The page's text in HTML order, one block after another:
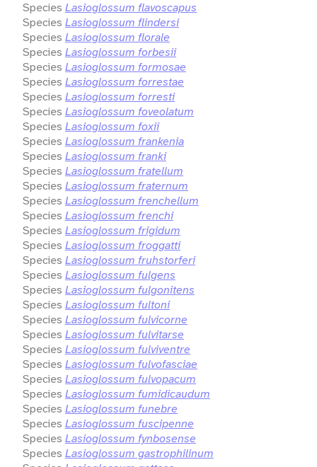
Species Lasioglossum flavoscapus
Species Lasioglossum flindersi
Species Lasioglossum florale
Species Lasioglossum forbesii
Species Lasioglossum formosae
Species Lasioglossum forrestae
Species Lasioglossum forresti
Species Lasioglossum foveolatum
Species Lasioglossum foxii
Species Lasioglossum frankenia
Species Lasioglossum franki
Species Lasioglossum fratellum
Species Lasioglossum fraternum
Species Lasioglossum frenchellum
Species Lasioglossum frenchi
Species Lasioglossum frigidum
Species Lasioglossum froggatti
Species Lasioglossum fruhstorferi
Species Lasioglossum fulgens
Species Lasioglossum fulgonitens
Species Lasioglossum fultoni
Species Lasioglossum fulvicorne
Species Lasioglossum fulvitarse
Species Lasioglossum fulviventre
Species Lasioglossum fulvofasciae
Species Lasioglossum fulvopacum
Species Lasioglossum fumidicaudum
Species Lasioglossum funebre
Species Lasioglossum fuscipenne
Species Lasioglossum fynbosense
Species Lasioglossum gastrophilinum